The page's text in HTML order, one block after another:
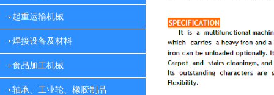
起重运输机械
焊接设备及材料
食品加工机械
轴承、工业轮、橡胶制品